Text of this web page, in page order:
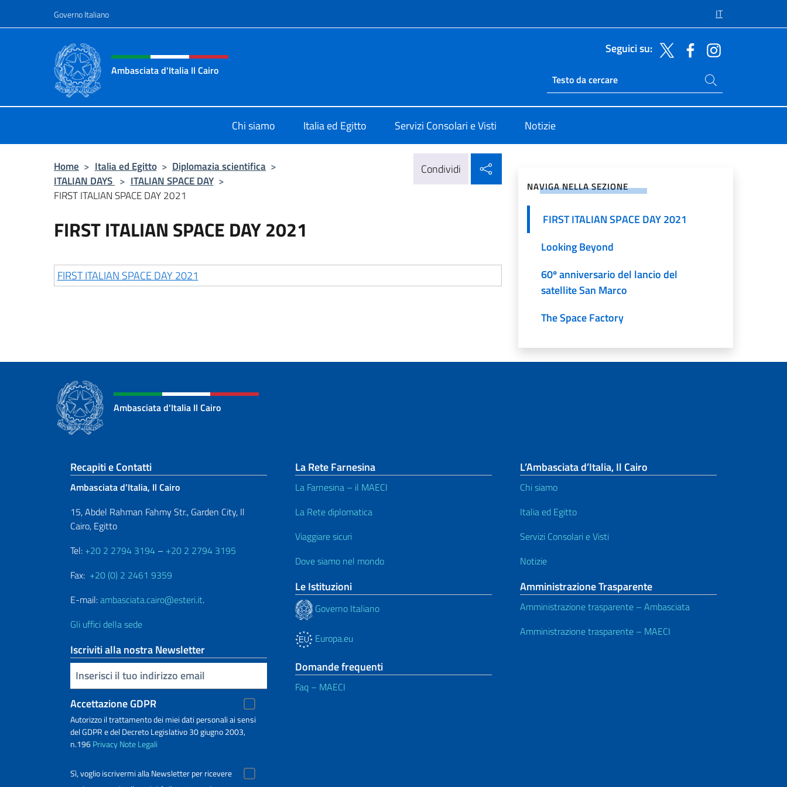
Governo Italiano IT
Intestazione sito, social e menù
Ambasciata d'Italia Il Cairo
Seguici su:
Ricerca sito live
Cerca nel sito
Chi siamo Italia ed Egitto Servizi Consolari e Visti Notizie
Home > Italia ed Egitto > Diplomazia scientifica >
ITALIAN DAYS > ITALIAN SPACE DAY >
FIRST ITALIAN SPACE DAY 2021
Condividi
FIRST ITALIAN SPACE DAY 2021
FIRST ITALIAN SPACE DAY 2021
NAVIGA NELLA SEZIONE
FIRST ITALIAN SPACE DAY 2021
Looking Beyond
60º anniversario del lancio del
satellite San Marco
The Space Factory
Ambasciata d'Italia Il Cairo
Sezione footer
Recapiti e Contatti
Ambasciata d’Italia, Il Cairo
15, Abdel Rahman Fahmy Str., Garden City, Il
Cairo, Egitto
Tel: +20 2 2794 3194 – +20 2 2794 3195
Fax: +20 (0) 2 2461 9359
E-mail:ambasciata.cairo@esteri.it.
Gli uffici della sede
Iscriviti alla nostra Newsletter
Inserisci la tua email
Accettazione GDPR
Autorizzo il trattamento dei miei dati personali ai sensi
del GDPR e del Decreto Legislativo 30 giugno 2003,
n.196PrivacyNote Legali
Sì, voglio iscrivermi alla Newsletter per ricevere
La Rete Farnesina
La Farnesina – il MAECI
La Rete diplomatica
Viaggiare sicuri
Dove siamo nel mondo
Le Istituzioni
Governo Italiano
Europa.eu
Domande frequenti
Faq – MAECI
L’Ambasciata d’Italia, Il Cairo
Chi siamo
Italia ed Egitto
Servizi Consolari e Visti
Notizie
Amministrazione Trasparente
Amministrazione trasparente – Ambasciata
Amministrazione trasparente – MAECI